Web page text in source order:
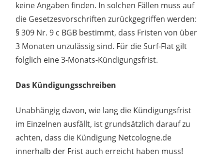
keine Angaben finden. In solchen Fällen muss auf
die Gesetzesvorschriften zurückgegriffen werden:
§ 309 Nr. 9 c BGB bestimmt, dass Fristen von über
3 Monaten unzulässig sind. Für die Surf-Flat gilt
folglich eine 3-Monats-Kündigungsfrist.
Das Kündigungsschreiben
Unabhängig davon, wie lang die Kündigungsfrist
im Einzelnen ausfällt, ist grundsätzlich darauf zu
achten, dass die Kündigung Netcologne.de
innerhalb der Frist auch erreicht haben muss!